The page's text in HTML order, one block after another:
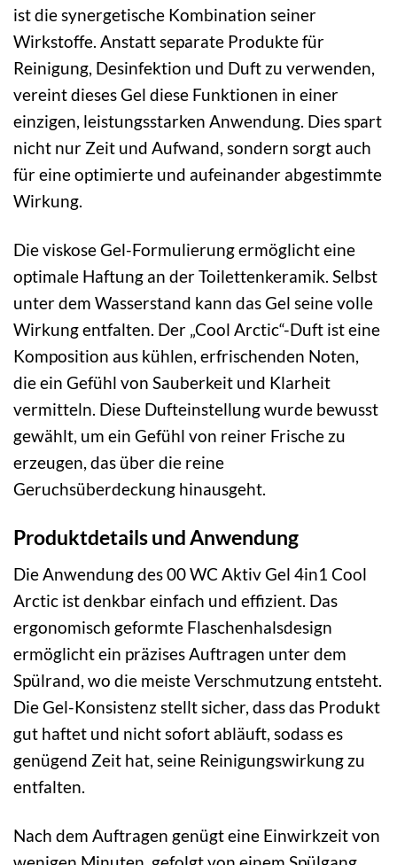
ist die synergetische Kombination seiner
Wirkstoffe. Anstatt separate Produkte für
Reinigung, Desinfektion und Duft zu verwenden,
vereint dieses Gel diese Funktionen in einer
einzigen, leistungsstarken Anwendung. Dies spart
nicht nur Zeit und Aufwand, sondern sorgt auch
für eine optimierte und aufeinander abgestimmte
Wirkung.
Die viskose Gel-Formulierung ermöglicht eine
optimale Haftung an der Toilettenkeramik. Selbst
unter dem Wasserstand kann das Gel seine volle
Wirkung entfalten. Der „Cool Arctic“-Duft ist eine
Komposition aus kühlen, erfrischenden Noten,
die ein Gefühl von Sauberkeit und Klarheit
vermitteln. Diese Dufteinstellung wurde bewusst
gewählt, um ein Gefühl von reiner Frische zu
erzeugen, das über die reine
Geruchsüberdeckung hinausgeht.
Produktdetails und Anwendung
Die Anwendung des 00 WC Aktiv Gel 4in1 Cool
Arctic ist denkbar einfach und effizient. Das
ergonomisch geformte Flaschenhalsdesign
ermöglicht ein präzises Auftragen unter dem
Spülrand, wo die meiste Verschmutzung entsteht.
Die Gel-Konsistenz stellt sicher, dass das Produkt
gut haftet und nicht sofort abläuft, sodass es
genügend Zeit hat, seine Reinigungswirkung zu
entfalten.
Nach dem Auftragen genügt eine Einwirkzeit von